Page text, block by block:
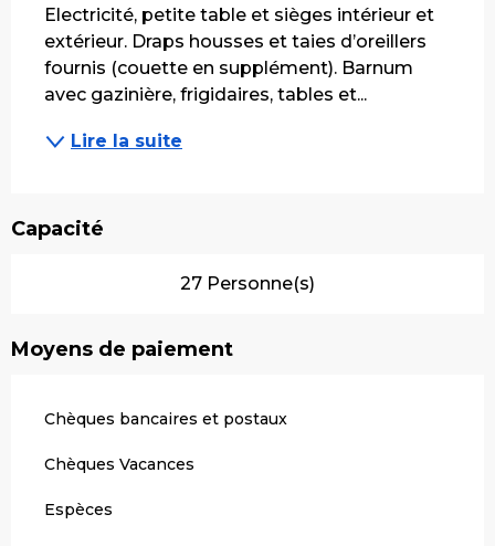
Electricité, petite table et sièges intérieur et
extérieur. Draps housses et taies d’oreillers
fournis (couette en supplément). Barnum
avec gazinière, frigidaires, tables et...
Lire la suite
Capacité
27 Personne(s)
Moyens de paiement
Chèques bancaires et postaux
Chèques Vacances
Espèces